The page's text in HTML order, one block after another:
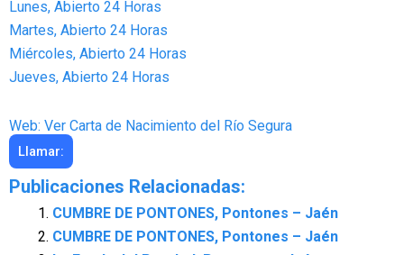
Lunes, Abierto 24 Horas
Martes, Abierto 24 Horas
Miércoles, Abierto 24 Horas
Jueves, Abierto 24 Horas
Web: Ver Carta de Nacimiento del Río Segura
Llamar:
Publicaciones Relacionadas:
CUMBRE DE PONTONES, Pontones – Jaén
CUMBRE DE PONTONES, Pontones – Jaén